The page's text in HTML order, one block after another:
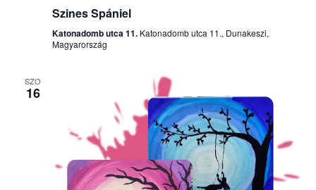
Szines Spániel
Katonadomb utca 11. Katonadomb utca 11., Dunakeszi,
Magyarország
SZO
16